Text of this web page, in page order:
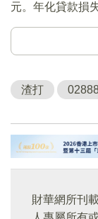
元。年化貸款損
渣打
財華網所刊